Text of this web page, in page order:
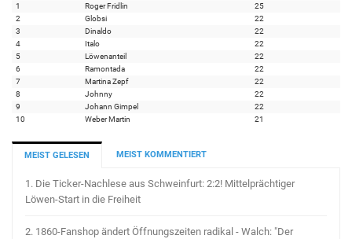
1
Roger Fridlin
25
2
Globsi
22
3
Dinaldo
22
4
Italo
22
5
Löwenanteil
22
6
Ramontada
22
7
Martina Zepf
22
8
Johnny
22
9
Johann Gimpel
22
10
Weber Martin 21
MEIST GELESEN MEIST KOMMENTIERT
1. Die Ticker-Nachlese aus Schweinfurt: 2:2! Mittelprächtiger
Löwen-Start in die Freiheit
2. 1860-Fanshop ändert Öffnungszeiten radikal - Walch: "Der